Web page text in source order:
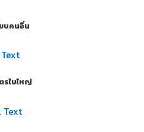
บคนอื่น
รใบใหญ่
Text